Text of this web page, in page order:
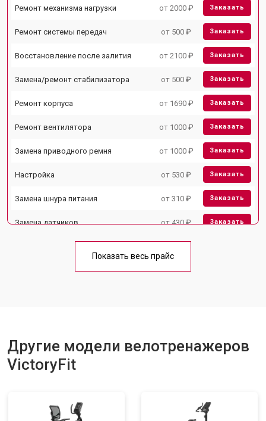
Ремонт механизма нагрузки от 2000 ₽ Заказать
Ремонт системы передач от 500 ₽ Заказать
Восстановление после залития от 2100 ₽ Заказать
Замена/ремонт стабилизатора от 500 ₽ Заказать
Ремонт корпуса от 1690 ₽ Заказать
Ремонт вентилятора от 1000 ₽ Заказать
Замена приводного ремня от 1000 ₽ Заказать
Настройка от 530 ₽ Заказать
Замена шнура питания от 310 ₽ Заказать
Замена датчиков от 430 ₽ Заказать
Комплексная чистка от 1500 ₽
Показать весь прайс
Другие модели велотренажеров
VictoryFit